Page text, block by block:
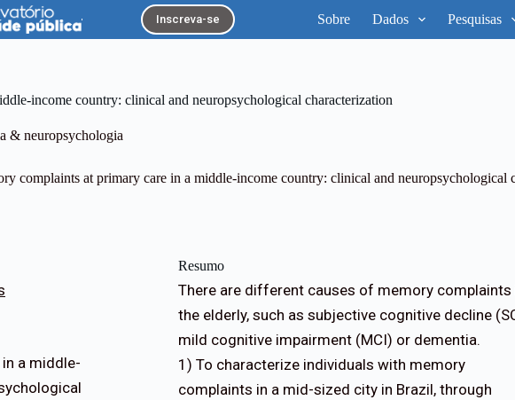
Inscreva-se Sobre Dados Pesquisas
income country: clinical and neuropsychological characterization
& neuropsychologia
complaints at primary care in a middle-income country: clinical and neuropsychological
a middle-
Resumo
There are different causes of memory complaints
the elderly, such as subjective cognitive decline
mild cognitive impairment (MCI) or dementia.
1) To characterize individuals with memory
complaints in a mid-sized city in Brazil, through